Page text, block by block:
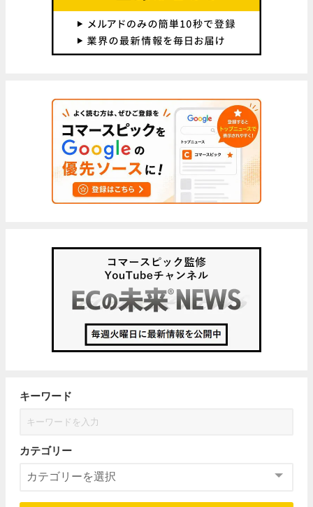
キーワード
カテゴリー